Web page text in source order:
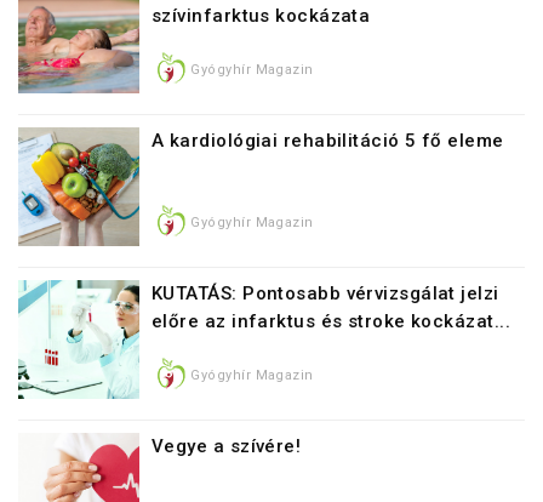
szívinfarktus kockázata
Gyógyhír Magazin
A kardiológiai rehabilitáció 5 fő eleme
Gyógyhír Magazin
KUTATÁS: Pontosabb vérvizsgálat jelzi
előre az infarktus és stroke kockázat...
Gyógyhír Magazin
Vegye a szívére!